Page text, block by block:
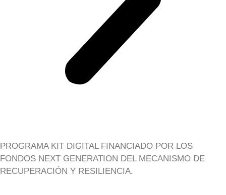
PROGRAMA KIT DIGITAL FINANCIADO POR LOS
FONDOS NEXT GENERATION DEL MECANISMO DE
RECUPERACIÓN Y RESILIENCIA.